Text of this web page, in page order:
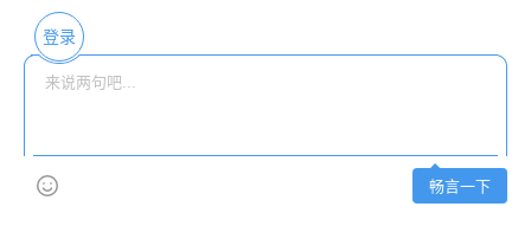
登录
畅言一下